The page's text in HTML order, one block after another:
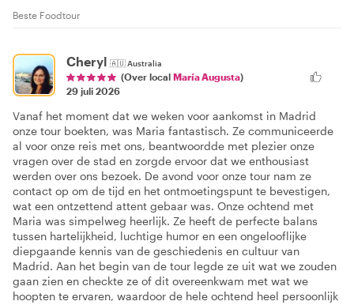
Beste Foodtour
Cheryl 🇦🇺Australia
(Over local María Augusta)
29 juli 2026
Vanaf het moment dat we weken voor aankomst in Madrid
onze tour boekten, was Maria fantastisch. Ze communiceerde
al voor onze reis met ons, beantwoordde met plezier onze
vragen over de stad en zorgde ervoor dat we enthousiast
werden over ons bezoek. De avond voor onze tour nam ze
contact op om de tijd en het ontmoetingspunt te bevestigen,
wat een ontzettend attent gebaar was. Onze ochtend met
Maria was simpelweg heerlijk. Ze heeft de perfecte balans
tussen hartelijkheid, luchtige humor en een ongelooflijke
diepgaande kennis van de geschiedenis en cultuur van
Madrid. Aan het begin van de tour legde ze uit wat we zouden
gaan zien en checkte ze of dit overeenkwam met wat we
hoopten te ervaren, waardoor de hele ochtend heel persoonlijk